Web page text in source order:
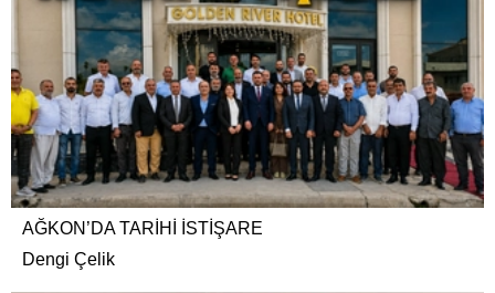
AĞKON’DA TARİHİ İSTİŞARE
Dengi Çelik